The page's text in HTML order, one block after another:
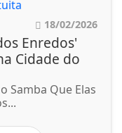
18/02/2026
Enredos'
Cidade do
Samba Que Elas